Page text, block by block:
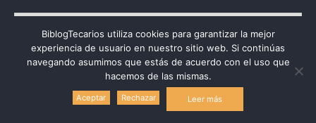
Categorías
Política de uso de cookies
BiblogTecarios utiliza cookies para garantizar la mejor
experiencia de usuario en nuestro sitio web. Si continúas
navegando asumimos que estás de acuerdo con el uso que
hacemos de las mismas.
Aceptar Rechazar Leer más